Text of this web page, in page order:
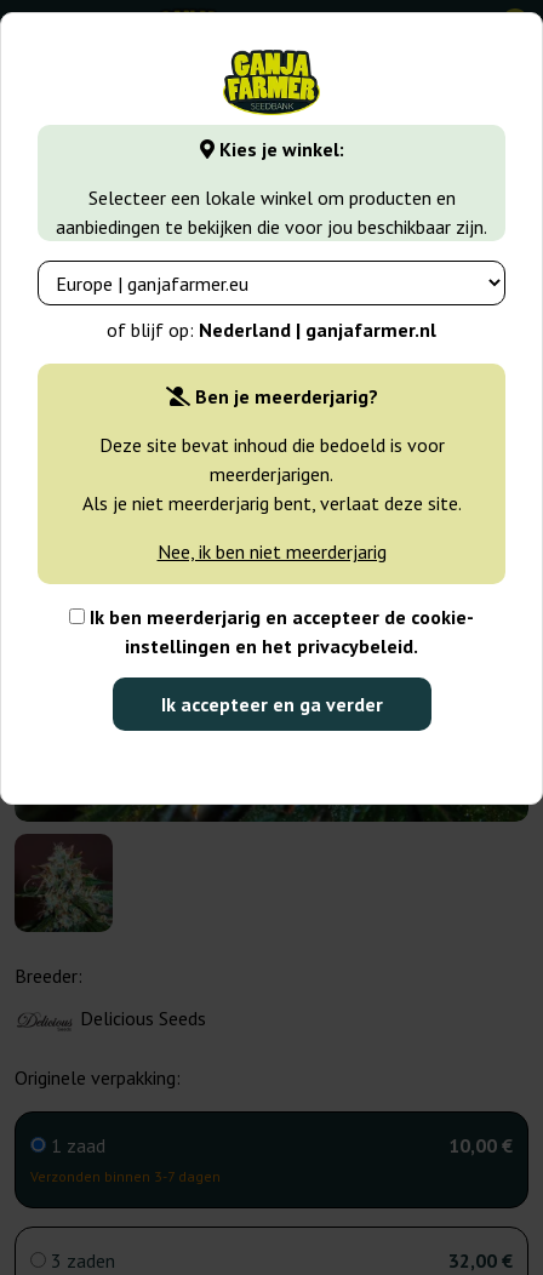
Kies je winkel:
Selecteer een lokale winkel om producten en
aanbiedingen te bekijken die voor jou beschikbaar zijn.
of blijf op: Nederland | ganjafarmer.nl
Ben je meerderjarig?
Deze site bevat inhoud die bedoeld is voor
meerderjarigen.
Als je niet meerderjarig bent, verlaat deze site.
Nee, ik ben niet meerderjarig
Ik ben meerderjarig en accepteer de cookie-
instellingen en het privacybeleid.
Ik accepteer en ga verder
0
GanjaFarmer.nl Wiet soorten Critical Critical Neville
Seeds
Breeder:
Delicious Seeds
Originele verpakking:
1 zaad
Verzonden binnen 3-7 dagen
10,00 €
3 zaden 32,00 €